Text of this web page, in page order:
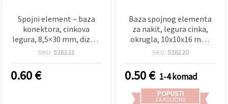
Spojni element – baza
konektora, cinkova
legura, 8,5×30 mm, dizajn
s tri kruga, srebrna boja,
SKU: 526121
0.60€
Baza spojnog elementa
za nakit, legura cinka,
okrugla, 10x10x16 mm,
boja antikne bronce
SKU: 526120
0.50€ 1-4 komad
POPUSTI
ZA KOLIČINU